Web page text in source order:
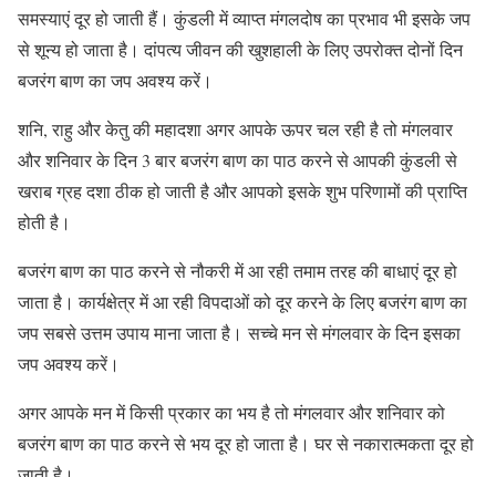
समस्याएं दूर हो जाती हैं। कुंडली में व्याप्त मंगलदोष का प्रभाव भी इसके जप
से शून्य हो जाता है। दांपत्य जीवन की खुशहाली के लिए उपरोक्त दोनों दिन
बजरंग बाण का जप अवश्य करें।
शनि, राहु और केतु की महादशा अगर आपके ऊपर चल रही है तो मंगलवार
और शनिवार के दिन 3 बार बजरंग बाण का पाठ करने से आपकी कुंडली से
खराब ग्रह दशा ठीक हो जाती है और आपको इसके शुभ परिणामों की प्राप्ति
होती है।
बजरंग बाण का पाठ करने से नौकरी में आ रही तमाम तरह की बाधाएं दूर हो
जाता है। कार्यक्षेत्र में आ रही विपदाओं को दूर करने के लिए बजरंग बाण का
जप सबसे उत्तम उपाय माना जाता है। सच्चे मन से मंगलवार के दिन इसका
जप अवश्य करें।
अगर आपके मन में किसी प्रकार का भय है तो मंगलवार और शनिवार को
बजरंग बाण का पाठ करने से भय दूर हो जाता है। घर से नकारात्मकता दूर हो